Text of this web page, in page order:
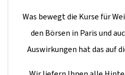
Was bewegt die Kurse für
den Börsen in Paris und
Auswirkungen hat das auf